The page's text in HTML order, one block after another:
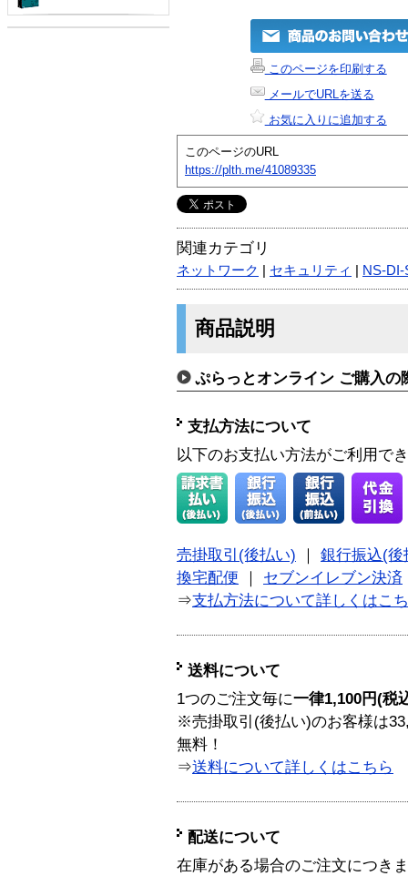
このページを印刷する
メールでURLを送る
お気に入りに追加する
このページのURL
https://plth.me/41089335
関連カテゴリ
ネットワーク セキュリティ NS-DI-
商品説明
ぷらっとオンライン ご購入の
支払方法について
以下のお支払い方法がご利用で
売掛取引(後払い)
銀行振込(後
換宅配便
セブンイレブン決済
⇒支払方法について詳しくはこ
送料について
1つのご注文毎に一律1,100円(税
※売掛取引(後払い)のお客様は
無料！
⇒送料について詳しくはこちら
配送について
在庫がある場合のご注文につき